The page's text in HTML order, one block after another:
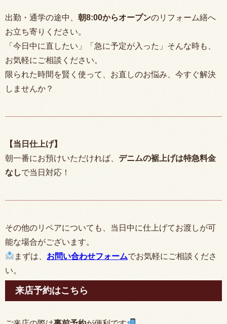
出勤・通学の途中、 朝8:00からオープンのリフォーム繕へ
お立ち寄りください。
「今日中に直したい」「急に予定が入った」そんな時も、
お気軽にご相談ください。
限られた時間を賢く使って、お直しのお悩み、今すぐ解決
しませんか？
【当日仕上げ】
朝一番にお預けいただければ、 デニムの裾上げは特急料金
なしで当日対応！
その他のリペアについても、当日中に仕上げてお渡しが可
能な場合がございます。
まずは、 お問い合わせフォームでお気軽にご相談くださ
い。
来店予約はこちら